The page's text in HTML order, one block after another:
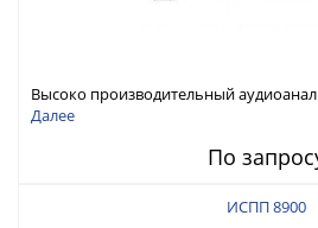
Высоко производительный
Далее
По
ИСПП 8900